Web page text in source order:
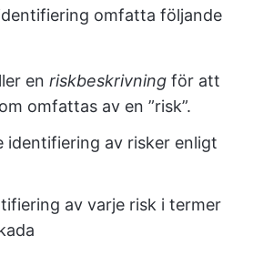
omfatta följande
en riskbeskrivning för att
omfattas av en ”risk”.
identifiering av risker enligt
av varje risk i termer